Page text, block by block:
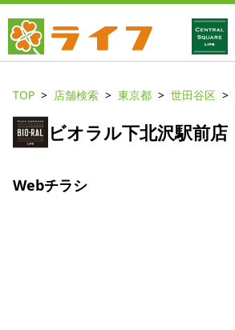
店舗・チラシ情報
TOP 店舗検索 東京都 世田谷区
ビオラル下北沢駅前店
Webチラシ